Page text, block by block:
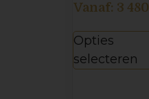
Vanaf: 3 480
Opties
selecteren